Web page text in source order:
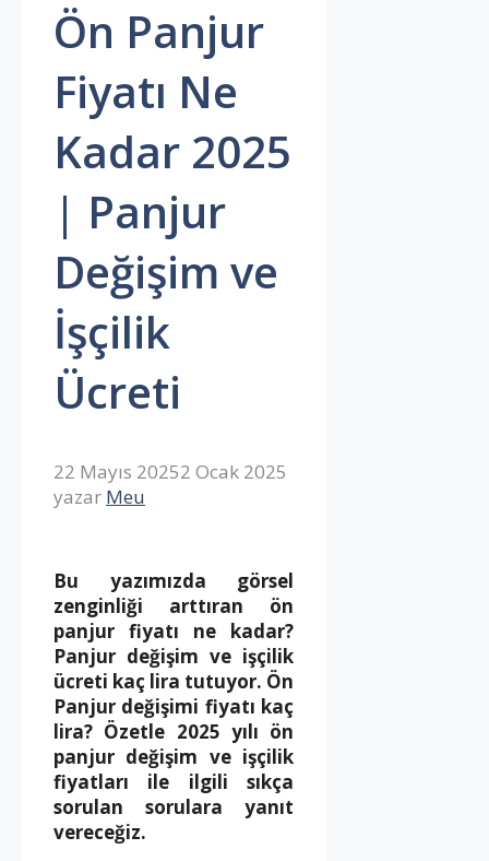
Ön Panjur
Fiyatı Ne
Kadar 2025
| Panjur
Değişim ve
İşçilik
Ücreti
22 Mayıs 20252 Ocak 2025
yazar Meu
Bu yazımızda görsel
zenginliği arttıran ön
panjur fiyatı ne kadar?
Panjur değişim ve işçilik
ücreti kaç lira tutuyor. Ön
Panjur değişimi fiyatı kaç
lira? Özetle 2025 yılı ön
panjur değişim ve işçilik
fiyatları ile ilgili sıkça
sorulan sorulara yanıt
vereceğiz.